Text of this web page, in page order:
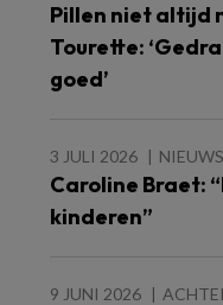
Pillen niet altijd
Tourette:
goed’
3 JULI 2026 NIEUWS
Caroline Braet:
kinderen”
9 JUNI 2026